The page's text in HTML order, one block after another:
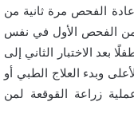
99 ألفًا و118 طفلاً لإعادة الفحص مرة ثانية من
من الفحص الأول في نفس
مضيفاً أنه تم تحويل 9 آلاف و356 طفلًا بعد الاختبار الثاني إلى
وبدء العلاج الطبي أو
زراعة القوقعة لمن